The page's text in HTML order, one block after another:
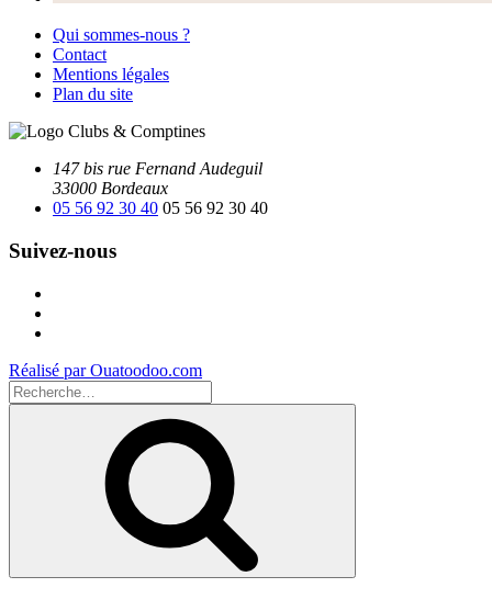
Qui sommes-nous ?
Contact
Mentions légales
Plan du site
147 bis rue Fernand Audeguil
33000 Bordeaux
05 56 92 30 40 05 56 92 30 40
Suivez-nous
Réalisé par Ouatoodoo.com
Recherche
pour